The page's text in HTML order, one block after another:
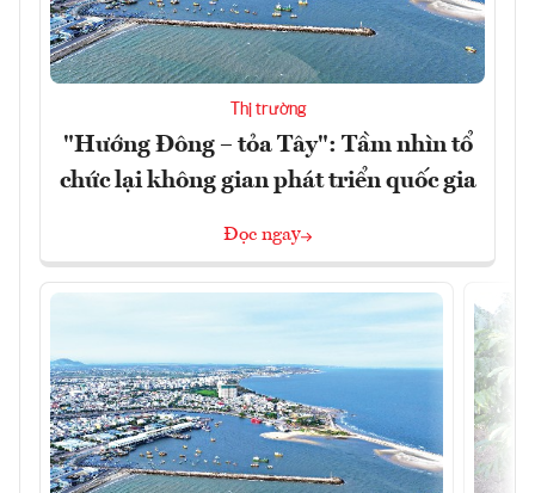
Thị trường
"Hướng Đông – tỏa Tây": Tầm nhìn tổ
chức lại không gian phát triển quốc gia
Đọc ngay